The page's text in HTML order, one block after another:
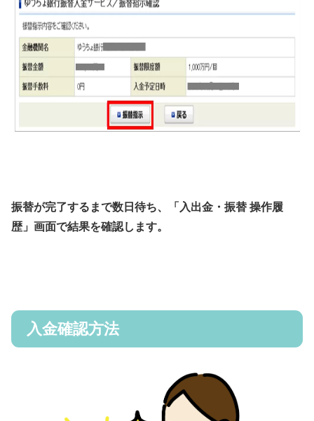
振替が完了するまで数日待ち、「入出金・振替 操作履
歴」画面で結果を確認します。
入金確認方法